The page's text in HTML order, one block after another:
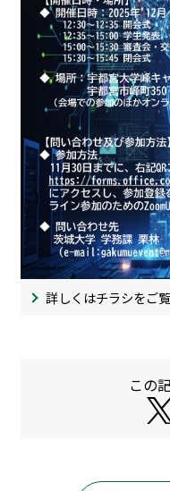
詳しくはチラシをご
この